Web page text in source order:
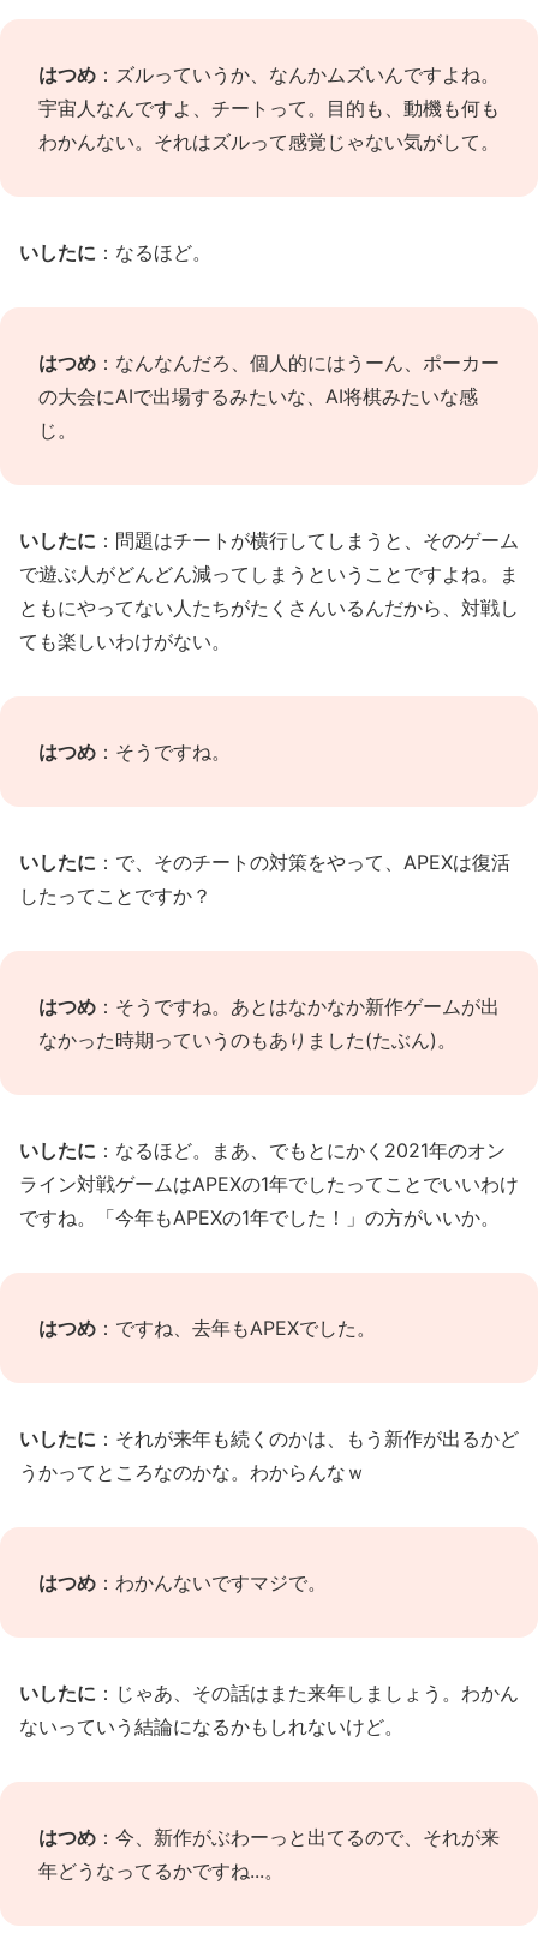
はつめ ：ズルっていうか、なんかムズいんですよね。
宇宙人なんですよ、チートって。目的も、動機も何も
わかんない。それはズルって感覚じゃない気がして。
いしたに ：なるほど。
はつめ ：なんなんだろ、個人的にはうーん、ポーカー
の大会にAIで出場するみたいな、AI将棋みたいな感
じ。
いしたに ：問題はチートが横行してしまうと、そのゲーム
で遊ぶ人がどんどん減ってしまうということですよね。ま
ともにやってない人たちがたくさんいるんだから、対戦し
ても楽しいわけがない。
はつめ ：そうですね。
いしたに ：で、そのチートの対策をやって、APEXは復活
したってことですか？
はつめ ：そうですね。あとはなかなか新作ゲームが出
なかった時期っていうのもありました(たぶん)。
いしたに ：なるほど。まあ、でもとにかく2021年のオン
ライン対戦ゲームはAPEXの1年でしたってことでいいわけ
ですね。「今年もAPEXの1年でした！」の方がいいか。
はつめ ：ですね、去年もAPEXでした。
いしたに ：それが来年も続くのかは、もう新作が出るかど
うかってところなのかな。わからんなｗ
はつめ ：わかんないですマジで。
いしたに ：じゃあ、その話はまた来年しましょう。わかん
ないっていう結論になるかもしれないけど。
はつめ ：今、新作がぶわーっと出てるので、それが来
年どうなってるかですね...。